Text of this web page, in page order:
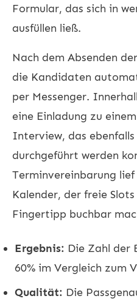
Formular, das sich in
ausfüllen ließ.
Nach dem Absenden
die Kandidaten
per Messenger.
eine Einladung zu
Interview, das
durchgeführt werden
Terminvereinbarung
Kalender, der freie
Fingertipp buchbar
Ergebnis: Die Zahl der
60% im Vergleich zum
Qualität: Die